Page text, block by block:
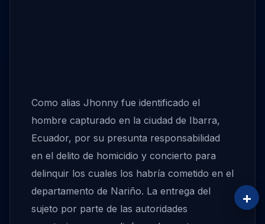
Como alias Jhonny fue identificado el
hombre capturado en la ciudad de Ibarra,
Ecuador, por su presunta responsabilidad
en el delito de homicidio y concierto para
delinquir los cuales los habría cometido en el
departamento de Nariño. La entrega del
sujeto por parte de las autoridades
+